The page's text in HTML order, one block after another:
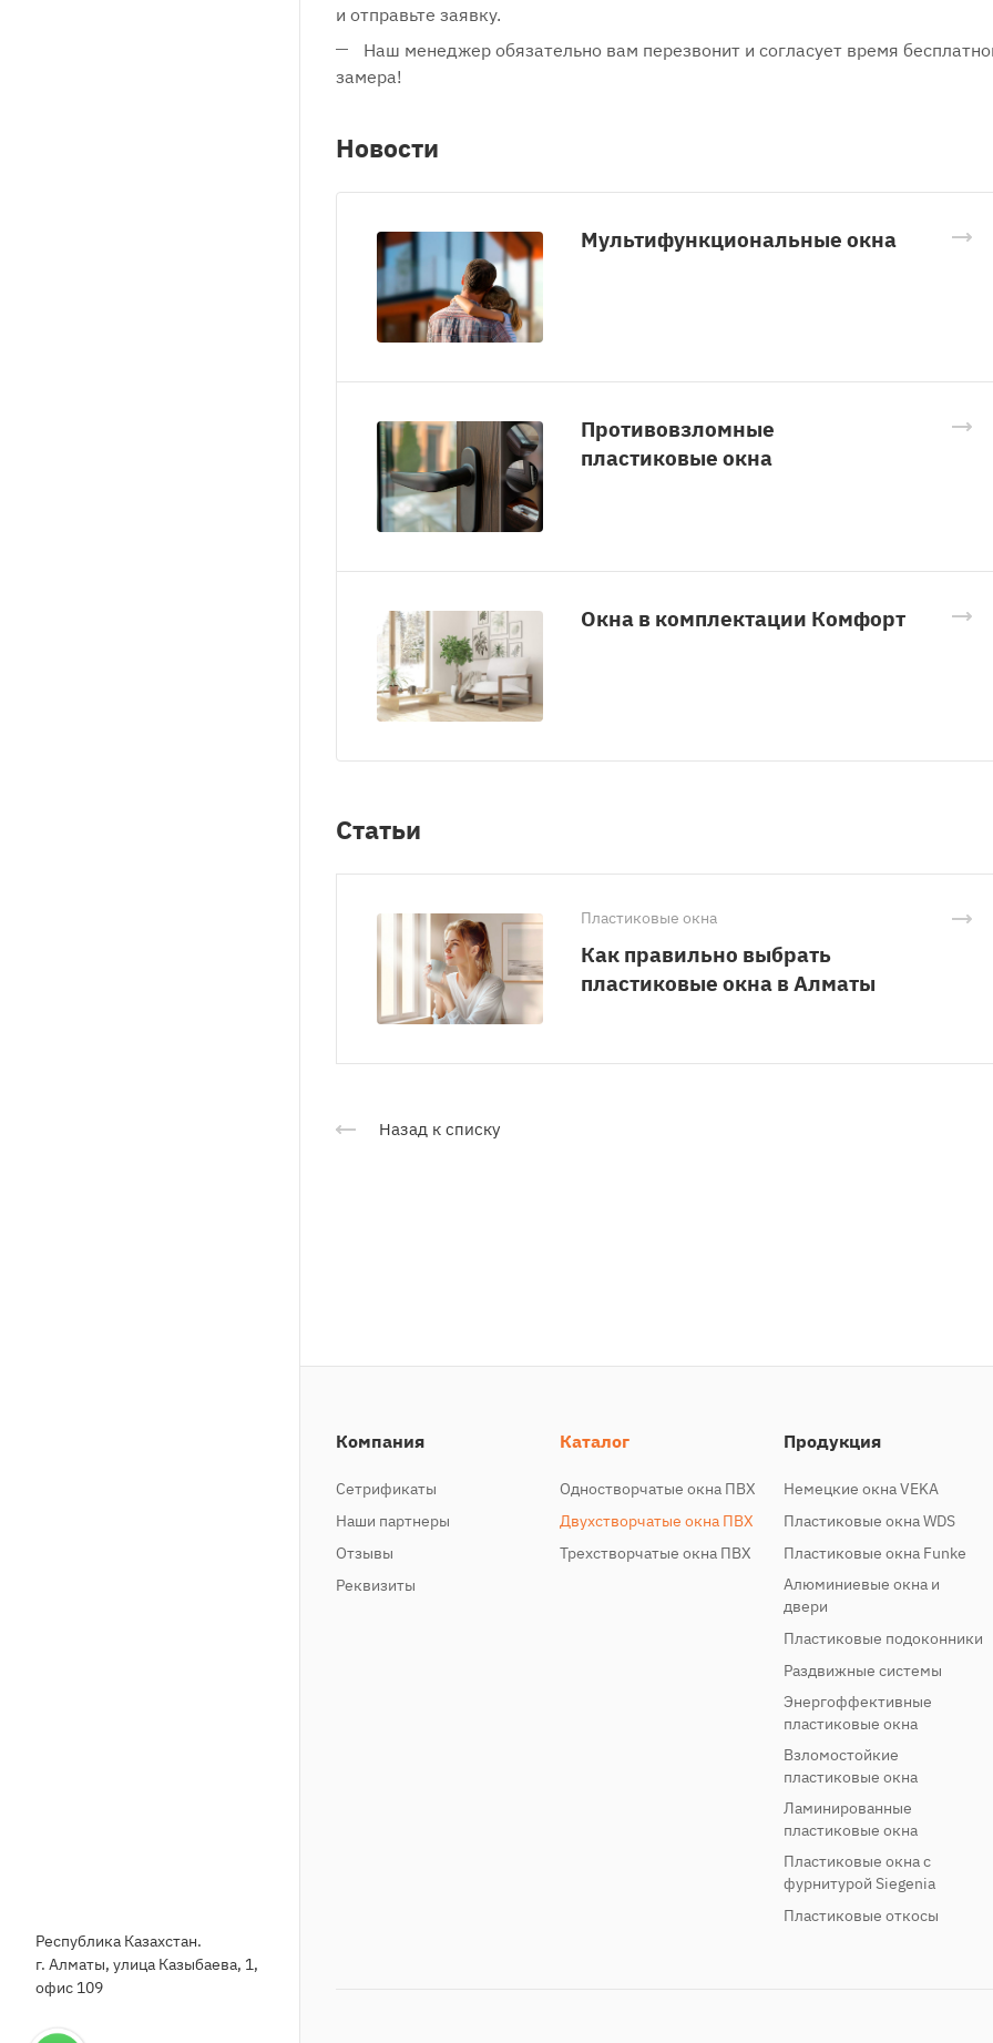
Республика Казахстан.
г. Алматы, улица Казыбаева, 1,
офис 109
и отправьте заявку.
Наш менеджер обязательно вам перезвонит и согласует время
замера!
Новости
Мультифункциональные окна
Противовзломные
пластиковые окна
Окна в комплектации Комфорт
Статьи
Пластиковые окна
Как правильно выбрать
пластиковые окна в Алматы
Назад к списку
Компания
Сетрификаты
Наши партнеры
Отзывы
Реквизиты
Каталог
Одностворчатые окна ПВХ
Двухстворчатые окна ПВХ
Трехстворчатые окна ПВХ
Продукция
Немецкие окна VEKA
Пластиковые окна WDS
Пластиковые окна Funke
Алюминиевые окна и
двери
Пластиковые подоконники
Раздвижные системы
Энергоффективные
пластиковые окна
Взломостойкие
пластиковые окна
Ламинированные
пластиковые окна
Пластиковые окна с
фурнитурой Siegenia
Пластиковые откосы